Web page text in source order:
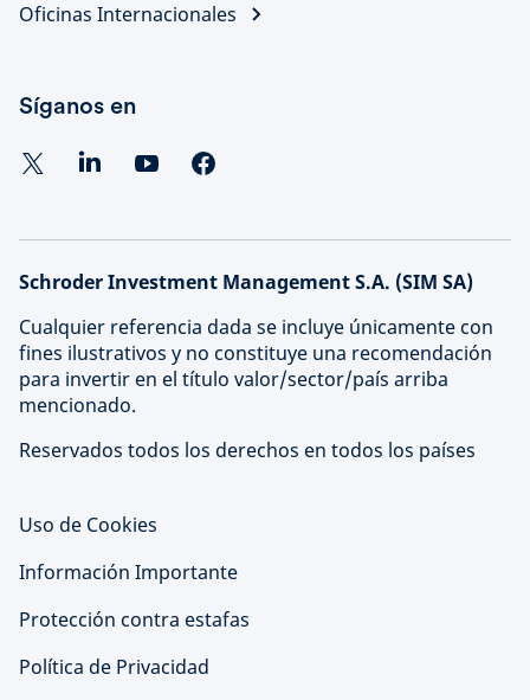
Oficinas Internacionales
Síganos en
Schroder Investment Management S.A. (SIM SA)
Cualquier referencia dada se incluye únicamente con
fines ilustrativos y no constituye una recomendación
para invertir en el título valor/sector/país arriba
mencionado.
Reservados todos los derechos en todos los países
Uso de Cookies
Información Importante
Protección contra estafas
Política de Privacidad